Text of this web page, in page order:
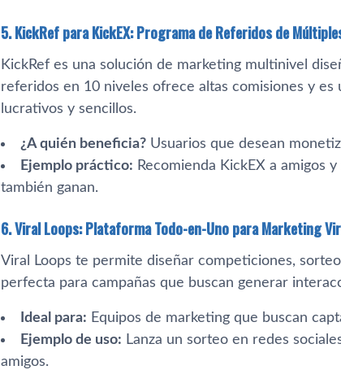
5. KickRef para KickEX: Programa de Referidos de
KickRef es una solución de marketing multinivel
referidos en 10 niveles ofrece altas comisiones y es
lucrativos y sencillos.
¿A quién beneficia? Usuarios que desean
Ejemplo práctico: Recomienda KickEX a amigos
también ganan.
6. Viral Loops: Plataforma Todo-en-Uno para Marketing
Viral Loops te permite diseñar competiciones,
perfecta para campañas que buscan generar
Ideal para: Equipos de marketing que buscan
Ejemplo de uso: Lanza un sorteo en redes
amigos.